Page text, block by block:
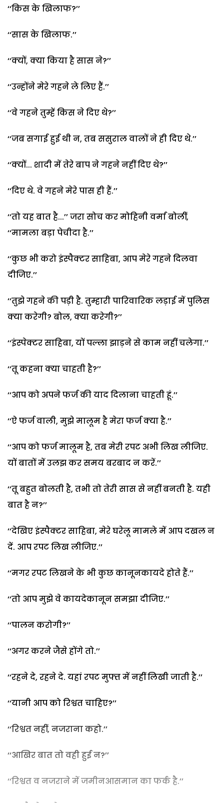
‘‘किस के खिलाफ?’’
‘‘सास के खिलाफ.’’
‘‘क्यों, क्या किया है सास ने?’’
‘‘उन्होंने मेरे गहने ले लिए हैं.’’
‘‘वे गहने तुम्हें किस ने दिए थे?’’
‘‘जब सगाई हुई थी न, तब ससुराल वालों ने ही दिए थे.’’
‘‘क्यों... शादी में तेरे बाप ने गहने नहीं दिए थे?’’
‘‘दिए थे. वे गहने मेरे पास ही हैं.’’
‘‘तो यह बात है...’’ जरा सोच कर मोहिनी वर्मा बोलीं,
‘‘मामला बड़ा पेचीदा है.’’
‘‘कुछ भी करो इंस्पैक्टर साहिबा, आप मेरे गहने दिलवा
दीजिए.’’
‘‘तुझे गहने की पड़ी है. तुम्हारी पारिवारिक लड़ाई में पुलिस
क्या करेगी? बोल, क्या करेगी?’’
‘‘इंस्पेक्टर साहिबा, यों पल्ला झाड़ने से काम नहीं चलेगा.’’
‘‘तू कहना क्या चाहती है?’’
‘‘आप को अपने फर्ज की याद दिलाना चाहती हूं.’’
‘‘ऐ फर्ज वाली, मुझे मालूम है मेरा फर्ज क्या है.’’
‘‘आप को फर्ज मालूम है, तब मेरी रपट अभी लिख लीजिए.
यों बातों में उलझ कर समय बरबाद न करें.’’
‘‘तू बहुत बोलती है, तभी तो तेरी सास से नहीं बनती है. यही
बात है न?’’
‘‘देखिए इंस्पैक्टर साहिबा, मेरे घरेलू मामले में आप दखल न
दें. आप रपट लिख लीजिए.’’
‘‘मगर रपट लिखने के भी कुछ कानूनकायदे होते हैं.’’
‘‘तो आप मुझे वे कायदेकानून समझा दीजिए.’’
‘‘पालन करोगी?’’
‘‘अगर करने जैसे होंगे तो.’’
‘‘रहने दे, रहने दे. यहां रपट मुफ्त में नहीं लिखी जाती है.’’
‘‘यानी आप को रिश्वत चाहिए?’’
‘‘रिश्वत नहीं, नजराना कहो.’’
‘‘आखिर बात तो वही हुई न?’’
‘‘रिश्वत व नजराने में जमीनआसमान का फर्क है.’’